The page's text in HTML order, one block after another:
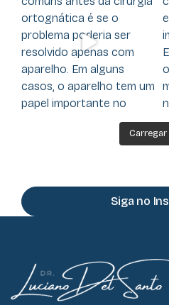
Carregar
Siga no